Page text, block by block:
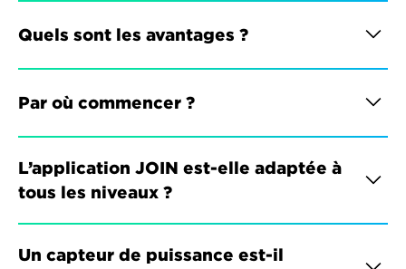
Quels sont les avantages ?
Par où commencer ?
L’application JOIN est-elle adaptée à
tous les niveaux ?
Un capteur de puissance est-il